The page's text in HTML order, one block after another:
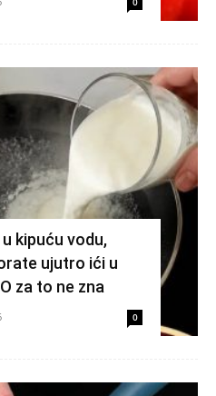
kipuću vodu,
ujutro ići u
za to ne zna
0